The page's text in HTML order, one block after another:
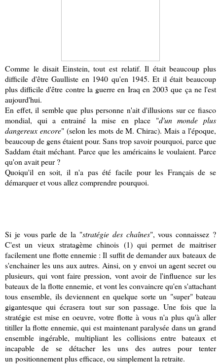
Comme le disait Einstein, tout est relatif. Il était beaucoup plus
difficile d'être Gaulliste en 1940 qu'en 1945. Et il était beaucoup
plus difficile d'être contre la guerre en Iraq en 2003 que ça ne l'est
aujourd'hui.
En effet, il semble que plus personne n'ait d'illusions sur ce fiasco
mondial, qui a entrainé la mise en place "d'un monde plus
dangereux encore" (selon les mots de M. Chirac). Mais a l'époque,
beaucoup de gens étaient pour. Sans trop savoir pourquoi, parce que
Saddam était méchant. Parce que les américains le voulaient. Parce
qu'on avait peur ?
Quoiqu'il en soit, il n'a pas été facile pour les Français de se
démarquer et vous allez comprendre pourquoi.
Si je vous parle de la "stratégie des chaînes", vous connaissez ?
C'est un vieux stratagème chinois (1) qui permet de maitriser
facilement une flotte ennemie : Il suffit de demander aux bateaux de
s'enchainer les uns aux autres. Ainsi, on y envoi un agent secret ou
plusieurs, qui vont faire pression, vont avoir de l'influence sur les
bateaux de la flotte ennemie, et vont les convaincre qu'en s'attachant
tous ensemble, ils deviennent en quelque sorte un "super" bateau
gigantesque qui écrasera tout sur son passage. Une fois que la
stratégie est mise en oeuvre, votre flotte à vous n'a plus qu'à aller
titiller la flotte ennemie, qui est maintenant paralysée dans un grand
ensemble ingérable, multipliant les collisions entre bateaux et
incapable de se détacher les uns des autres pour tenter
un positionnement plus efficace, ou simplement la retraite.